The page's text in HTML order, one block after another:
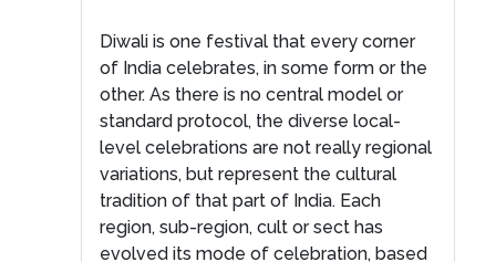
Diwali is one festival that every corner
of India celebrates, in some form or the
other. As there is no central model or
standard protocol, the diverse local-
level celebrations are not really regional
variations, but represent the cultural
tradition of that part of India. Each
region, sub-region, cult or sect has
evolved its mode of celebration, based